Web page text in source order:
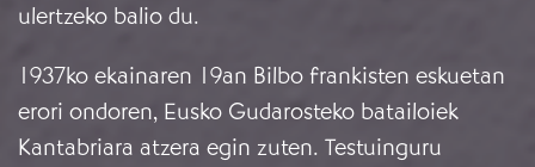
ulertzeko balio du.
1937ko ekainaren 19an Bilbo frankisten eskuetan
erori ondoren, Eusko Gudarosteko batailoiek
Kantabriara atzera egin zuten. Testuinguru